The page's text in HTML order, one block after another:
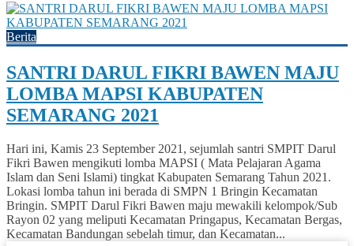
Berita
SANTRI DARUL FIKRI BAWEN MAJU
LOMBA MAPSI KABUPATEN
SEMARANG 2021
Hari ini, Kamis 23 September 2021, sejumlah santri SMPIT Darul
Fikri Bawen mengikuti lomba MAPSI ( Mata Pelajaran Agama
Islam dan Seni Islami) tingkat Kabupaten Semarang Tahun 2021.
Lokasi lomba tahun ini berada di SMPN 1 Bringin Kecamatan
Bringin. SMPIT Darul Fikri Bawen maju mewakili kelompok/Sub
Rayon 02 yang meliputi Kecamatan Pringapus, Kecamatan Bergas,
Kecamatan Bandungan sebelah timur, dan Kecamatan...